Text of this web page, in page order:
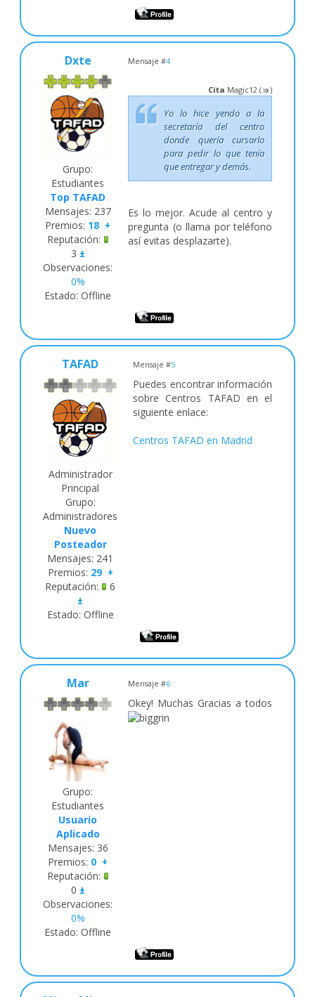
Dxte Mensaje #4
Grupo:
Estudiantes
Top TAFAD
Mensajes: 237
Premios: 18 +
Reputación:
3 ±
Observaciones:
0%
Estado: Offline
Cita Magic12 ( )
Yo lo hice yendo a la
secretaría del centro
donde quería cursarlo
para pedir lo que tenía
que entregar y demás.
Es lo mejor. Acude al centro y
pregunta (o llama por teléfono
así evitas desplazarte).
TAFAD Mensaje #5
Administrador
Principal
Grupo:
Administradores
Nuevo
Posteador
Mensajes: 241
Premios: 29 +
Reputación: 6
±
Estado: Offline
Puedes encontrar información
sobre Centros TAFAD en el
siguiente enlace:
Centros TAFAD en Madrid
Mar Mensaje #6
Grupo:
Estudiantes
Usuario
Aplicado
Mensajes: 36
Premios: 0 +
Reputación:
0 ±
Observaciones:
0%
Estado: Offline
Okey! Muchas Gracias a todos